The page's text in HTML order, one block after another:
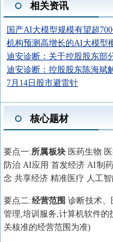
相关资讯
国产AI大模型规模有望超
机构预测高增长的AI大模型
迪安诊断：关于控股股东部
迪安诊断：控股股东陈海斌
7月14日股市避雷针
核心题材
要点一:所属板块 医药生物
防治 AI应用 首发经济 AI制
念 共享经济 精准医疗 人工
要点二:经营范围诊断技术、
管理,培训服务,计算机软件
关核准的经营范围为准)